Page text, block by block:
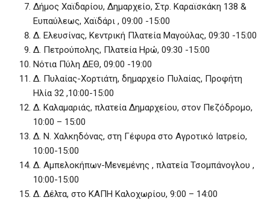
Δήμος Χαϊδαρίου, Δημαρχείο, Στρ. Καραϊσκάκη 138 &
Ευπαύλεως, Χαϊδάρι , 09:00 -15:00
Δ. Ελευσίνας, Κεντρική Πλατεία Μαγούλας, 09:30 -15:00
Δ. Πετρούπολης, Πλατεία Ηρώ, 09:30 -15:00
Νότια Πύλη ΔΕΘ, 09:00 -19:00
Δ. Πυλαίας-Χορτιάτη, δημαρχείο Πυλαίας, Προφήτη
Ηλία 32 ,10:00-15:00
Δ. Καλαμαριάς, πλατεία Δημαρχείου, στον Πεζόδρομο,
10:00 – 15:00
Δ. Ν. Χαλκηδόνας, στη Γέφυρα στο Αγροτικό Ιατρείο,
10:00-15:00
Δ. Αμπελοκήπων-Μενεμένης , πλατεία Τσομπάνογλου ,
10:00-15:00
Δ. Δέλτα, στο ΚΑΠΗ Καλοχωρίου, 9:00 – 14:00